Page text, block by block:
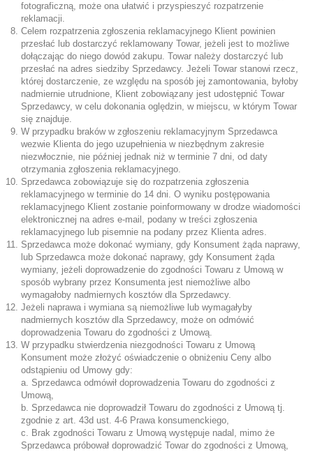
fotograficzną, może ona ułatwić i przyspieszyć rozpatrzenie
reklamacji.
Celem rozpatrzenia zgłoszenia reklamacyjnego Klient powinien
przesłać lub dostarczyć reklamowany Towar, jeżeli jest to możliwe
dołączając do niego dowód zakupu. Towar należy dostarczyć lub
przesłać na adres siedziby Sprzedawcy. Jeżeli Towar stanowi rzecz,
której dostarczenie, ze względu na sposób jej zamontowania, byłoby
nadmiernie utrudnione, Klient zobowiązany jest udostępnić Towar
Sprzedawcy, w celu dokonania oględzin, w miejscu, w którym Towar
się znajduje.
W przypadku braków w zgłoszeniu reklamacyjnym Sprzedawca
wezwie Klienta do jego uzupełnienia w niezbędnym zakresie
niezwłocznie, nie później jednak niż w terminie 7 dni, od daty
otrzymania zgłoszenia reklamacyjnego.
Sprzedawca zobowiązuje się do rozpatrzenia zgłoszenia
reklamacyjnego w terminie do 14 dni. O wyniku postępowania
reklamacyjnego Klient zostanie poinformowany w drodze wiadomości
elektronicznej na adres e-mail, podany w treści zgłoszenia
reklamacyjnego lub pisemnie na podany przez Klienta adres.
Sprzedawca może dokonać wymiany, gdy Konsument żąda naprawy,
lub Sprzedawca może dokonać naprawy, gdy Konsument żąda
wymiany, jeżeli doprowadzenie do zgodności Towaru z Umową w
sposób wybrany przez Konsumenta jest niemożliwe albo
wymagałoby nadmiernych kosztów dla Sprzedawcy.
Jeżeli naprawa i wymiana są niemożliwe lub wymagałyby
nadmiernych kosztów dla Sprzedawcy, może on odmówić
doprowadzenia Towaru do zgodności z Umową.
W przypadku stwierdzenia niezgodności Towaru z Umową
Konsument może złożyć oświadczenie o obniżeniu Ceny albo
odstąpieniu od Umowy gdy:
a. Sprzedawca odmówił doprowadzenia Towaru do zgodności z
Umową,
b. Sprzedawca nie doprowadził Towaru do zgodności z Umową tj.
zgodnie z art. 43d ust. 4-6 Prawa konsumenckiego,
c. Brak zgodności Towaru z Umową występuje nadal, mimo że
Sprzedawca próbował doprowadzić Towar do zgodności z Umową,